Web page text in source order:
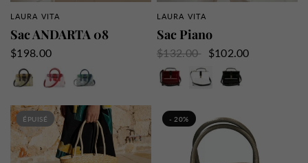
APERÇU RAPIDE
LAURA VITA
Sac ANDARTA 08
$198.00
Jaune
Rouge
APERÇU RAPIDE
LAURA VITA
Sac Piano
$132.00
$102.00
Bordeaux
Blanc Noir
ÉPUISÉ - 20%